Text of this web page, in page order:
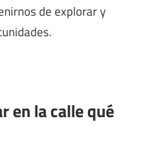
de explorar y
en la calle qué